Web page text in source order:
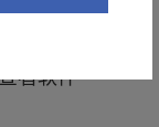
看软件